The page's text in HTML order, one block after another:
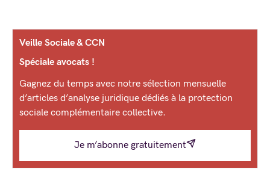
Veille Sociale & CCN
Spéciale avocats !
Gagnez du temps avec notre sélection mensuelle
d’articles d’analyse juridique dédiés à la protection
sociale complémentaire collective.
Je m’abonne gratuitement